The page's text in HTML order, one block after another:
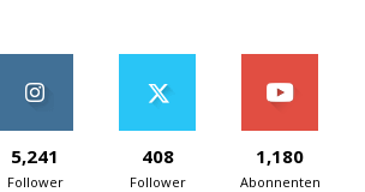
5,241
Follower
408
Follower
1,180
Abonnenten